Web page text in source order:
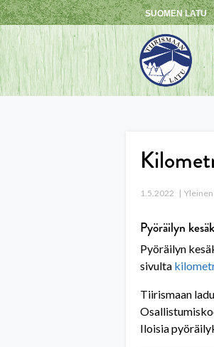
Skip
to
content
SUOMEN LATU
1.5.2022 Yleinen
Pyöräilyn
Pyöräilyn
sivulta
Tiirismaan
Iloisia